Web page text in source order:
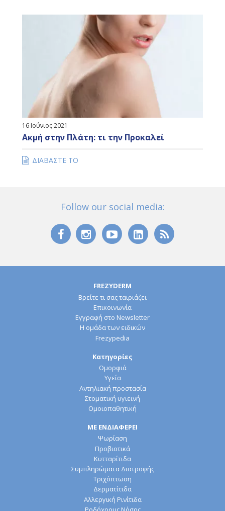
16 Ιούνιος 2021
Ακμή στην Πλάτη: τι την Προκαλεί
ΔΙΑΒΑΣΤΕ ΤΟ
Follow our social media:
FREZYDERM
Βρείτε τι σας ταιριάζει
Επικοινωνία
Εγγραφή στο Newsletter
Η ομάδα των ειδικών
Frezypedia
Κατηγορίες
Ομορφιά
Υγεία
Αντηλιακή προστασία
Στοματική υγιεινή
Ομοιοπαθητική
ΜΕ ΕΝΔΙΑΦΕΡΕΙ
Ψωρίαση
Προβιοτικά
Κυτταρίτιδα
Συμπληρώματα Διατροφής
Τριχόπτωση
Δερματίτιδα
Αλλεργική Ρινίτιδα